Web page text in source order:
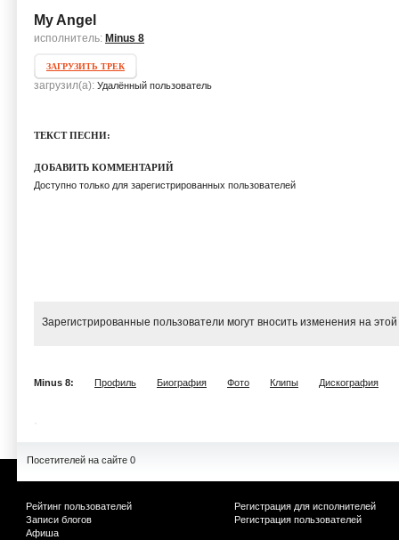
My Angel
исполнитель: Minus 8
ЗАГРУЗИТЬ ТРЕК
загрузил(а): Удалённый пользователь
ТЕКСТ ПЕСНИ:
ДОБАВИТЬ КОММЕНТАРИЙ
Доступно только для зарегистрированных пользователей
Зарегистрированные пользователи могут вносить изменения на
Minus 8: Профиль Биография Фото Клипы Дискография
Посетителей на сайте 0
Рейтинг пользователей
Записи блогов
Афиша
Регистрация для исполнителей
Регистрация пользователей